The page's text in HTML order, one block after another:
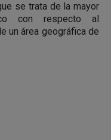
se trata de la mayor
con respecto al
un área geográfica de